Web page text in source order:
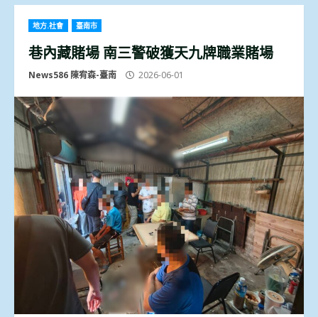
地方.社會 臺南市
巷內藏賭場 南三警破獲天九牌職業賭場
News586 陳宥森-臺南 2026-06-01